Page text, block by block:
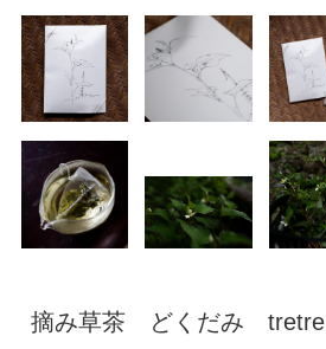
摘み草茶 どくだみ tretre